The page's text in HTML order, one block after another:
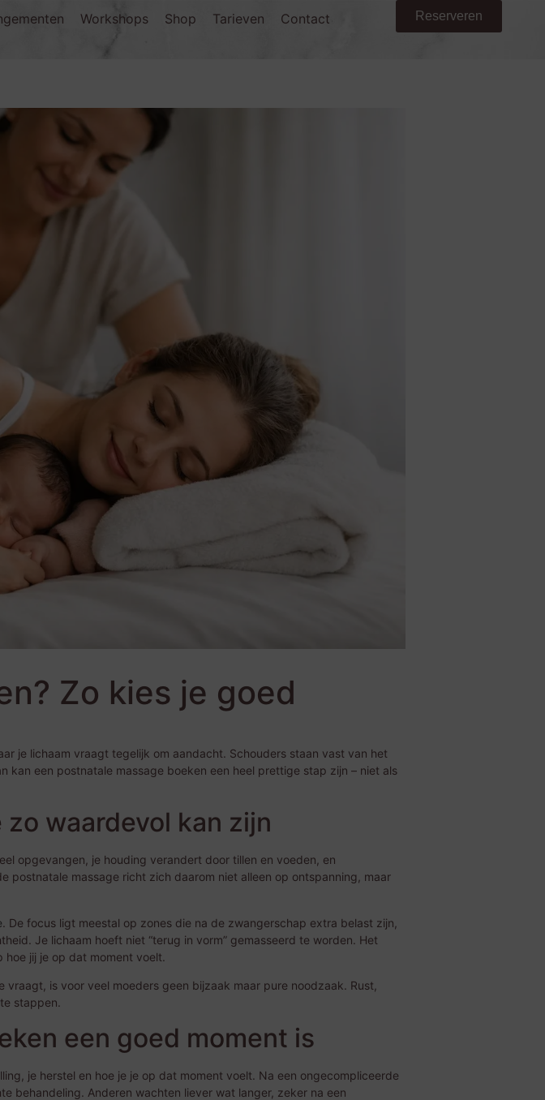
Workshops Shop Tarieven Contact Reserveren
Zo kies je goed
je lichaam vraagt tegelijk om aandacht. Schouders staan vast van het
een postnatale massage boeken een heel prettige stap zijn – niet als
waardevol kan zijn
opgevangen, je houding verandert door tillen en voeden, en
postnatale massage richt zich daarom niet alleen op ontspanning, maar
. De focus ligt meestal op zones die na de zwangerschap extra belast zijn,
Je lichaam hoeft niet “terug in vorm” gemasseerd te worden. Het
jij je op dat moment voelt.
is voor veel moeders geen bijzaak maar pure noodzaak. Rust,
stappen.
een goed moment is
je herstel en hoe je je op dat moment voelt. Na een ongecompliceerde
behandeling. Anderen wachten liever wat langer, zeker na een